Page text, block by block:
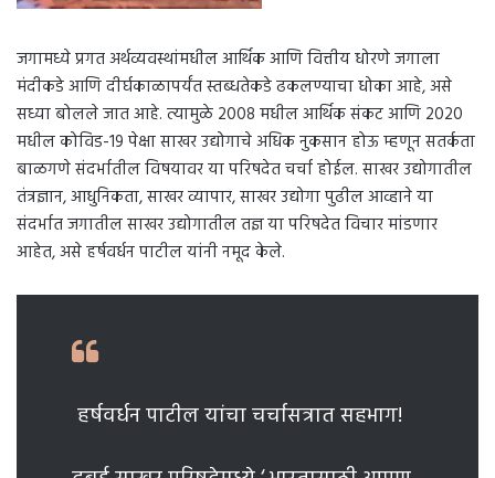
जगामध्ये प्रगत अर्थव्यवस्थांमधील आर्थिक आणि वित्तीय धोरणे जगाला
मंदीकडे आणि दीर्घकाळापर्यंत स्तब्धतेकडे ढकलण्याचा धोका आहे, असे
सध्या बोलले जात आहे. त्यामुळे 2008 मधील आर्थिक संकट आणि 2020
मधील कोविड-19 पेक्षा साखर उद्योगाचे अधिक नुकसान होऊ म्हणून सतर्कता
बाळगणे संदर्भातील विषयावर या परिषदेत चर्चा होईल. साखर उद्योगातील
तंत्रज्ञान, आधुनिकता, साखर व्यापार, साखर उद्योगा पुढील आव्हाने या
संदर्भात जगातील साखर उद्योगातील तज्ञ या परिषदेत विचार मांडणार
आहेत, असे हर्षवर्धन पाटील यांनी नमूद केले.
हर्षवर्धन पाटील यांचा चर्चासत्रात सहभाग!